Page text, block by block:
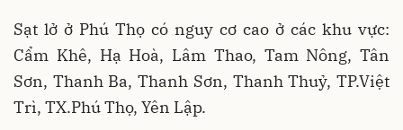
Sạt lở ở Phú Thọ có nguy cơ cao ở các khu vực:
Cẩm Khê, Hạ Hoà, Lâm Thao, Tam Nông, Tân
Sơn, Thanh Ba, Thanh Sơn, Thanh Thuỷ, TP.Việt
Trì, TX.Phú Thọ, Yên Lập.